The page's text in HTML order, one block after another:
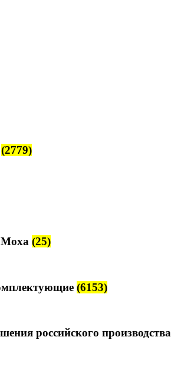
(2779)
(25)
(6153)
российского производства